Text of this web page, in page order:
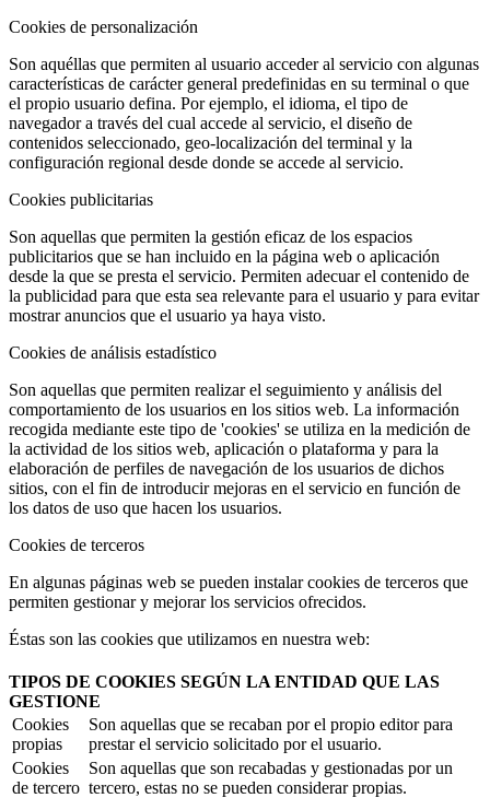
Cookies de personalización
Son aquéllas que permiten al usuario acceder al servicio con algunas
características de carácter general predefinidas en su terminal o que
el propio usuario defina. Por ejemplo, el idioma, el tipo de
navegador a través del cual accede al servicio, el diseño de
contenidos seleccionado, geo-localización del terminal y la
configuración regional desde donde se accede al servicio.
Cookies publicitarias
Son aquellas que permiten la gestión eficaz de los espacios
publicitarios que se han incluido en la página web o aplicación
desde la que se presta el servicio. Permiten adecuar el contenido de
la publicidad para que esta sea relevante para el usuario y para evitar
mostrar anuncios que el usuario ya haya visto.
Cookies de análisis estadístico
Son aquellas que permiten realizar el seguimiento y análisis del
comportamiento de los usuarios en los sitios web. La información
recogida mediante este tipo de 'cookies' se utiliza en la medición de
la actividad de los sitios web, aplicación o plataforma y para la
elaboración de perfiles de navegación de los usuarios de dichos
sitios, con el fin de introducir mejoras en el servicio en función de
los datos de uso que hacen los usuarios.
Cookies de terceros
En algunas páginas web se pueden instalar cookies de terceros que
permiten gestionar y mejorar los servicios ofrecidos.
Éstas son las cookies que utilizamos en nuestra web:
TIPOS DE COOKIES SEGÚN LA ENTIDAD QUE LAS
GESTIONE
Cookies
propias
Son aquellas que se recaban por el propio editor para
prestar el servicio solicitado por el usuario.
Cookies
de tercero
Son aquellas que son recabadas y gestionadas por un
tercero, estas no se pueden considerar propias.